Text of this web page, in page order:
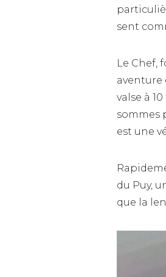
sent
Le Chef,
aventure
valse à
sommes
est une
du Puy,
que la